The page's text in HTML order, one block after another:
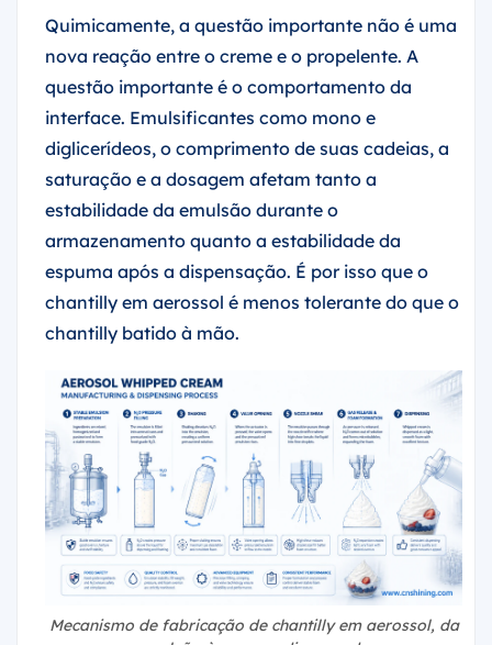
Quimicamente, a questão importante não é uma
nova reação entre o creme e o propelente. A
questão importante é o comportamento da
interface. Emulsificantes como mono e
diglicerídeos, o comprimento de suas cadeias, a
saturação e a dosagem afetam tanto a
estabilidade da emulsão durante o
armazenamento quanto a estabilidade da
espuma após a dispensação. É por isso que o
chantilly em aerossol é menos tolerante do que o
chantilly batido à mão.
Mecanismo de fabricação de chantilly em aerossol, da